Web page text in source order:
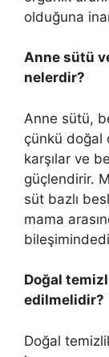
olduğuna
Anne sütü
nelerdir?
Anne sütü,
çünkü doğal
karşılar ve
güçlendirir.
süt bazlı
mama
Doğal
edilmelidir?
Doğal